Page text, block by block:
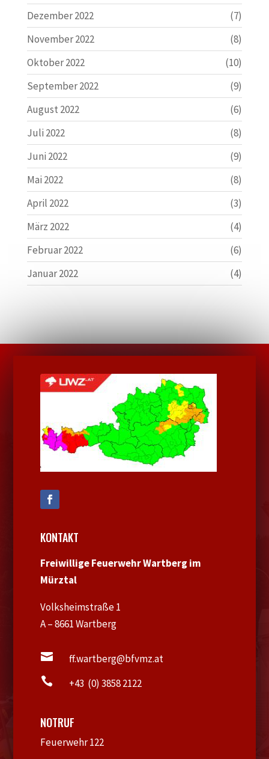
Dezember 2022
(7)
November 2022
(8)
Oktober 2022
(10)
September 2022
(9)
August 2022
(6)
Juli 2022
(8)
Juni 2022
(9)
Mai 2022
(8)
April 2022
(3)
März 2022
(4)
Februar 2022
(6)
Januar 2022
(4)
KONTAKT
Freiwillige Feuerwehr Wartberg im
Mürztal
Volksheimstraße 1
A – 8661 Wartberg
 ff.wartberg@bfvmz.at
 +43 (0) 3858 2122
NOTRUF
Feuerwehr 122